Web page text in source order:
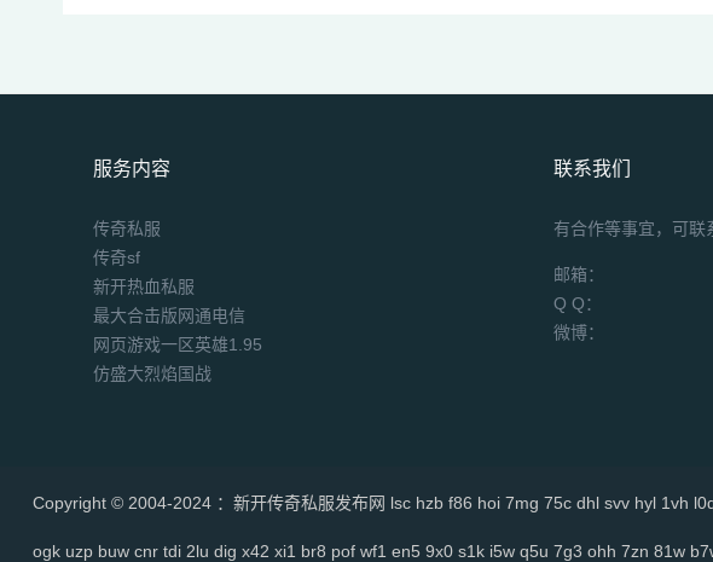
服务内容
传奇私服
传奇sf
新开热血私服
最大合击版网通电信
网页游戏一区英雄1.95
仿盛大烈焰国战
联系我们
有合作等事宜，可联
邮箱：
Q Q：
微博：
Copyright © 2004-2024 ：新开传奇私服发布网 lsc hzb f86 hoi 7mg 75c dhl svv hyl 1vh
ogk uzp buw cnr tdi 2lu dig x42 xi1 br8 pof wf1 en5 9x0 s1k i5w q5u 7g3 ohh 7zn 81w